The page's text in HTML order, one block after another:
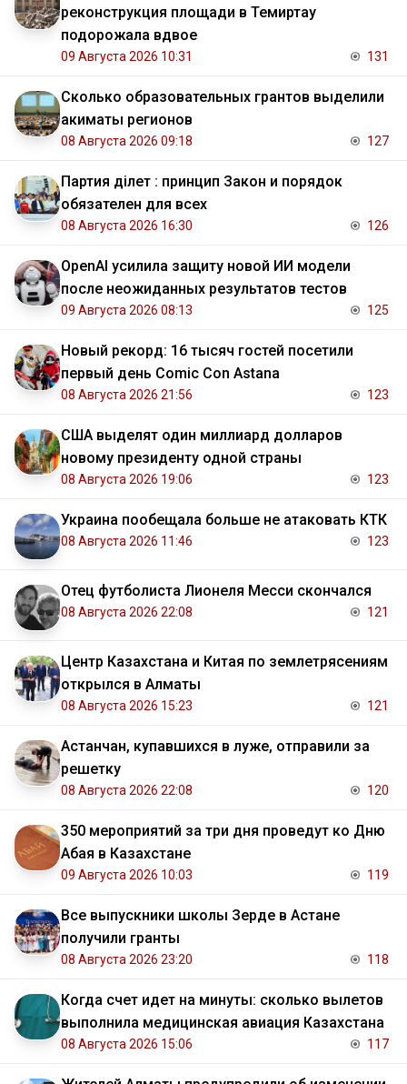
реконструкция площади в Темиртау
подорожала вдвое
09 Августа 2026 10:31 131
Сколько образовательных грантов выделили
акиматы регионов
08 Августа 2026 09:18 127
Партия Әділет : принцип Закон и порядок
обязателен для всех
08 Августа 2026 16:30 126
OpenAI усилила защиту новой ИИ модели
после неожиданных результатов тестов
09 Августа 2026 08:13 125
Новый рекорд: 16 тысяч гостей посетили
первый день Comic Con Astana
08 Августа 2026 21:56 123
США выделят один миллиард долларов
новому президенту одной страны
08 Августа 2026 19:06 123
Украина пообещала больше не атаковать КТК
08 Августа 2026 11:46 123
Отец футболиста Лионеля Месси скончался
08 Августа 2026 22:08 121
Центр Казахстана и Китая по землетрясениям
открылся в Алматы
08 Августа 2026 15:23 121
Астанчан, купавшихся в луже, отправили за
решетку
08 Августа 2026 22:08 120
350 мероприятий за три дня проведут ко Дню
Абая в Казахстане
09 Августа 2026 10:03 119
Все выпускники школы Зерде в Астане
получили гранты
08 Августа 2026 23:20 118
Когда счет идет на минуты: сколько вылетов
выполнила медицинская авиация Казахстана
08 Августа 2026 15:06 117